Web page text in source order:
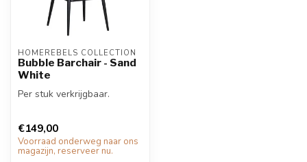
HOMEREBELS COLLECTION
Bubble Barchair - Sand
White
Per stuk verkrijgbaar.
€149,00
Voorraad onderweg naar ons
magazijn, reserveer nu.